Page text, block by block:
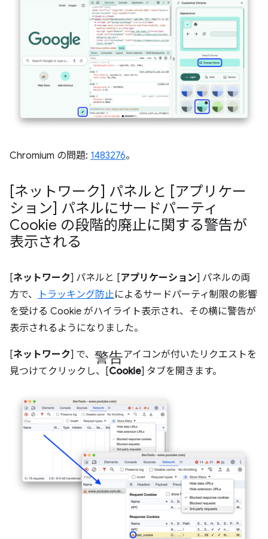
Chromium の問題: 1483276。
[ネットワーク] パネルと [アプリケー
ション] パネルにサードパーティ
Cookie の段階的廃止に関する警告が
表示される
[ネットワーク] パネルと [アプリケーション] パネルの両
方で、
トラッキング防止によるサードパーティ制限の影響
を受ける Cookie がハイライト表示され、その横に警告が
表示されるようになりました。
[ネットワーク] で、 警告アイコンが付いたリクエストを
見つけてクリックし、[Cookie] タブを開きます。